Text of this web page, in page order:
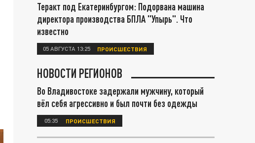
Теракт под Екатеринбургом: Подорвана машина
директора производства БПЛА "Упырь". Что
известно
05 АВГУСТА 13:25 ПРОИСШЕСТВИЯ
НОВОСТИ РЕГИОНОВ
Во Владивостоке задержали мужчину, который
вёл себя агрессивно и был почти без одежды
05:35 ПРОИСШЕСТВИЯ